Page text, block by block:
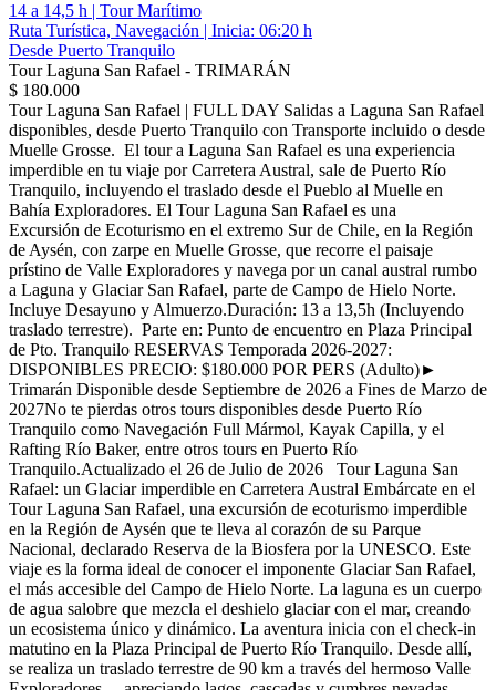
14 a 14,5 h | Tour Marítimo
Ruta Turística, Navegación | Inicia: 06:20 h
Desde Puerto Tranquilo
Tour Laguna San Rafael - TRIMARÁN
$ 180.000
Tour Laguna San Rafael | FULL DAY Salidas a Laguna San Rafael
disponibles, desde Puerto Tranquilo con Transporte incluido o desde
Muelle Grosse. El tour a Laguna San Rafael es una experiencia
imperdible en tu viaje por Carretera Austral, sale de Puerto Río
Tranquilo, incluyendo el traslado desde el Pueblo al Muelle en
Bahía Exploradores. El Tour Laguna San Rafael es una
Excursión de Ecoturismo en el extremo Sur de Chile, en la Región
de Aysén, con zarpe en Muelle Grosse, que recorre el paisaje
prístino de Valle Exploradores y navega por un canal austral rumbo
a Laguna y Glaciar San Rafael, parte de Campo de Hielo Norte.
Incluye Desayuno y Almuerzo.Duración: 13 a 13,5h (Incluyendo
traslado terrestre). Parte en: Punto de encuentro en Plaza Principal
de Pto. Tranquilo RESERVAS Temporada 2026-2027:
DISPONIBLES PRECIO: $180.000 POR PERS (Adulto)►
Trimarán Disponible desde Septiembre de 2026 a Fines de Marzo de
2027No te pierdas otros tours disponibles desde Puerto Río
Tranquilo como Navegación Full Mármol, Kayak Capilla, y el
Rafting Río Baker, entre otros tours en Puerto Río
Tranquilo.Actualizado el 26 de Julio de 2026 Tour Laguna San
Rafael: un Glaciar imperdible en Carretera Austral Embárcate en el
Tour Laguna San Rafael, una excursión de ecoturismo imperdible
en la Región de Aysén que te lleva al corazón de su Parque
Nacional, declarado Reserva de la Biosfera por la UNESCO. Este
viaje es la forma ideal de conocer el imponente Glaciar San Rafael,
el más accesible del Campo de Hielo Norte. La laguna es un cuerpo
de agua salobre que mezcla el deshielo glaciar con el mar, creando
un ecosistema único y dinámico. La aventura inicia con el check-in
matutino en la Plaza Principal de Puerto Río Tranquilo. Desde allí,
se realiza un traslado terrestre de 90 km a través del hermoso Valle